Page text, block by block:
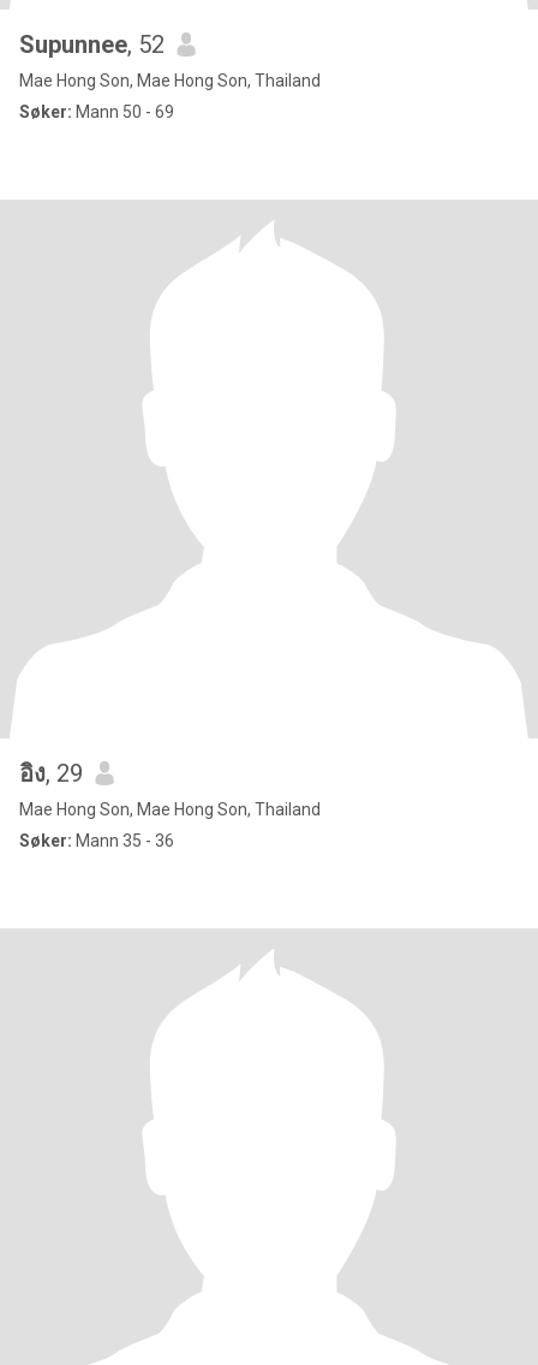
Supunnee, 52
Mae Hong Son, Mae Hong Son, Thailand
Søker: Mann 50 - 69
อิง, 29
Mae Hong Son, Mae Hong Son, Thailand
Søker: Mann 35 - 36